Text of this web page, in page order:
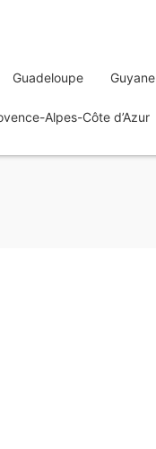
Guadeloupe Guyane
Alpes-Côte d’Azur